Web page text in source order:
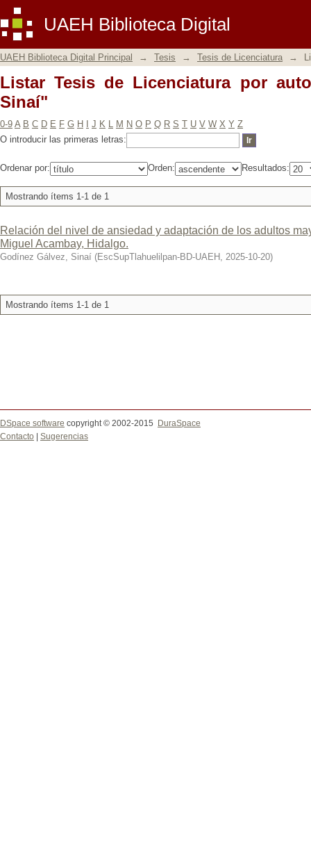
UAEH Biblioteca Digital
Listar Tesis de Licenciatura por autor
UAEH Biblioteca Digital Principal → Tesis → Tesis de Licenciatura →
Listar Tesis de Licenciatura por
Sinaí"
0-9 A B C D E F G H J K L M N O P Q R S T U V W X Y Z
O introducir las primeras letras:
Ordenar por: Orden: Resultados:
Mostrando ítems 1-1 de 1
Relación del nivel de ansiedad y adaptación de los adultos
Miguel Acambay, Hidalgo.
Godínez Gálvez, Sinaí (EscSupTlahuelilpan-BD-UAEH , 2025-10-20)
Mostrando ítems 1-1 de 1
DSpace software copyright © 2002-2015
DuraSpace
Contacto
Sugerencias